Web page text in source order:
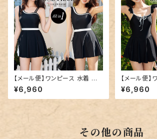
【メール便】ワンピース 水着 レ
ディース オールインワン 体型カ
バー／hys3376
¥6,960
【メール便
ディース オ
バー／
¥6,960
その他の商品